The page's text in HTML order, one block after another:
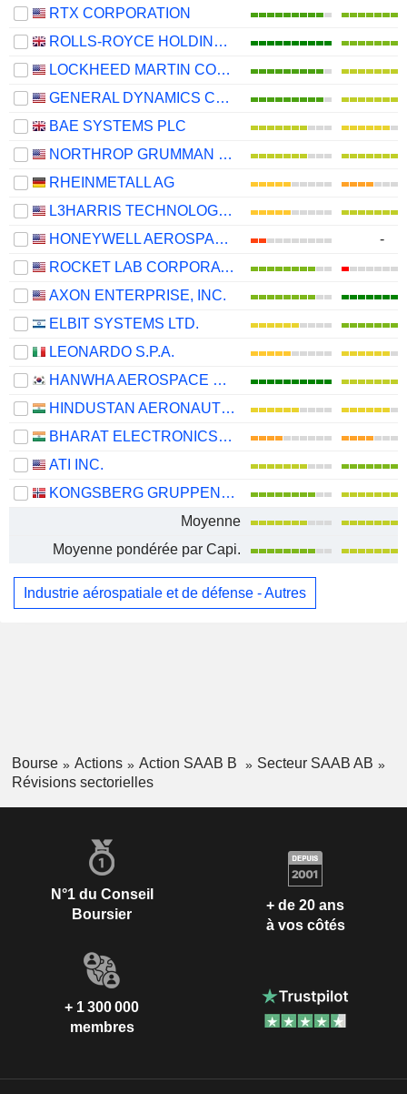
RTX CORPORATION
ROLLS-ROYCE HOLDINGS PLC
LOCKHEED MARTIN CORPORATION
GENERAL DYNAMICS CORPORATION
BAE SYSTEMS PLC
NORTHROP GRUMMAN CORPORATION
RHEINMETALL AG
L3HARRIS TECHNOLOGIES, INC.
HONEYWELL AEROSPACE INC.
-
ROCKET LAB CORPORATION
AXON ENTERPRISE, INC.
ELBIT SYSTEMS LTD.
LEONARDO S.P.A.
HANWHA AEROSPACE CO., LTD.
HINDUSTAN AERONAUTICS LIMITED
BHARAT ELECTRONICS LIMITED
ATI INC.
KONGSBERG GRUPPEN ASA
Moyenne
Moyenne pondérée par Capi.
Industrie aérospatiale et de défense - Autres
Bourse Actions Action SAAB B
Secteur SAAB AB
Révisions sectorielles
N°1 du Conseil
Boursier
+ de 20 ans
à vos côtés
+ 1 300 000
membres